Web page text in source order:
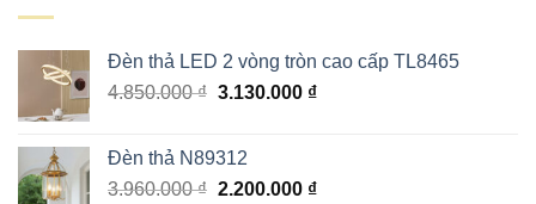
Đèn thả LED 2 vòng tròn cao cấp TL8465
4.850.000₫ Giá
4.850.000 ₫.
3.130.000 ₫Giá
3.130.000 ₫.
Đèn thả N89312
3.960.000₫ Giá
2.200.000 ₫Giá